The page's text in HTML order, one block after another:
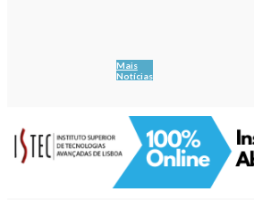
Mais
Notícias